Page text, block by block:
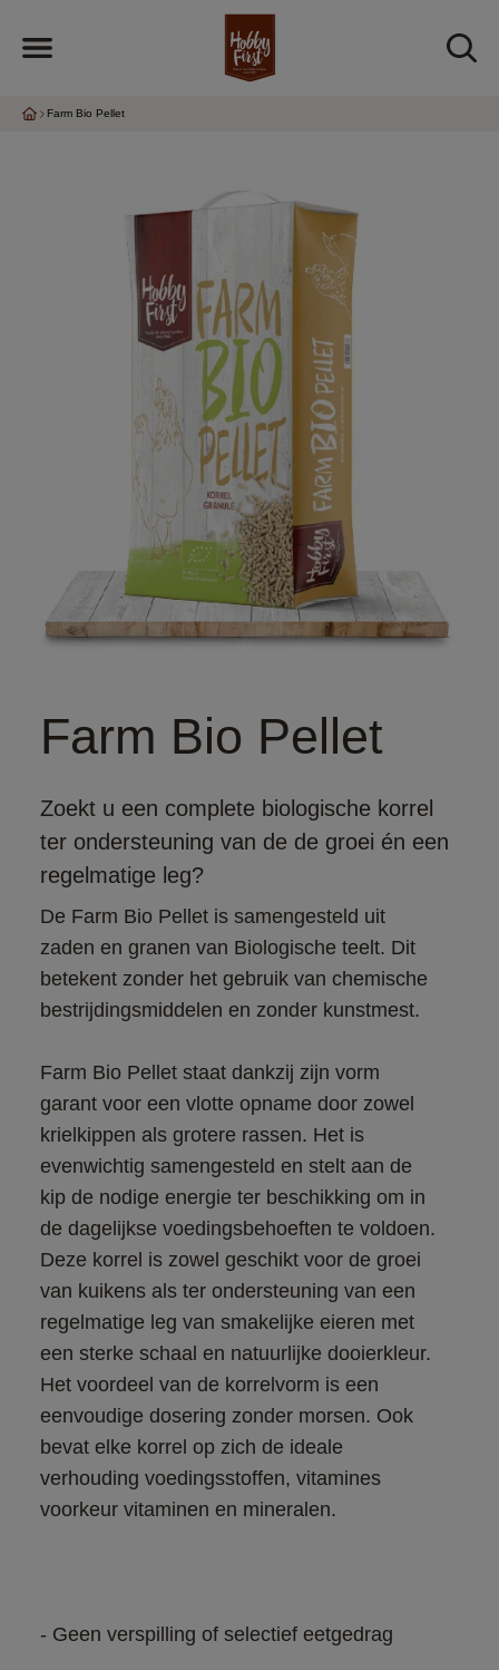
Farm Bio Pellet
Farm Bio Pellet
Zoekt u een complete biologische korrel
ter ondersteuning van de de groei én een
regelmatige leg?
De Farm Bio Pellet is samengesteld uit
zaden en granen van Biologische teelt. Dit
betekent zonder het gebruik van chemische
Farm Bio Pellet staat dankzij zijn vorm
garant voor een vlotte opname door zowel
krielkippen als grotere rassen. Het is
evenwichtig samengesteld en stelt aan de
kip de nodige energie ter beschikking om in
de dagelijkse voedingsbehoeften te voldoen.
Deze korrel is zowel geschikt voor de groei
van kuikens als ter ondersteuning van een
regelmatige leg van smakelijke eieren met
een sterke schaal en natuurlijke dooierkleur.
Het voordeel van de korrelvorm is een
eenvoudige dosering zonder morsen. Ook
bevat elke korrel op zich de ideale
verhouding voedingsstoffen, vitamines